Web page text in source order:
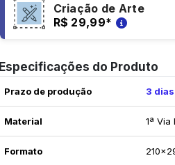
Criação de Arte
R$ 29,99*
Especificações do Produto
Prazo de produção 3
Material 1ª
Formato